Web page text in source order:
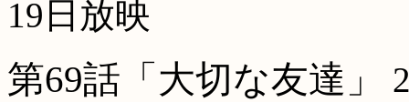
19日放映
第69話「大切な友達」